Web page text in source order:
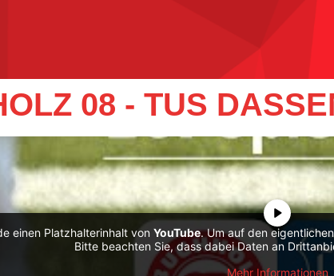
08 - TUS
einen Platzhalterinhalt von YouTube. Um auf den
Bitte beachten Sie, dass dabei Daten an
Mehr Informationen